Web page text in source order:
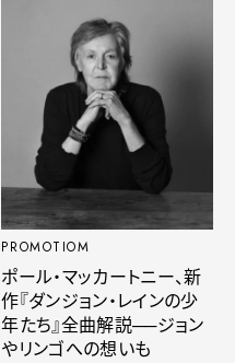
PROMOTIOM
ポール・マッカートニー、新
作『ダンジョン・レインの少
年たち』全曲解説──ジョン
やリンゴへの想いも